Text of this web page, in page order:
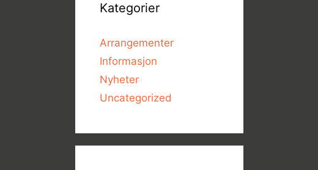
Kategorier
Arrangementer
Informasjon
Nyheter
Uncategorized